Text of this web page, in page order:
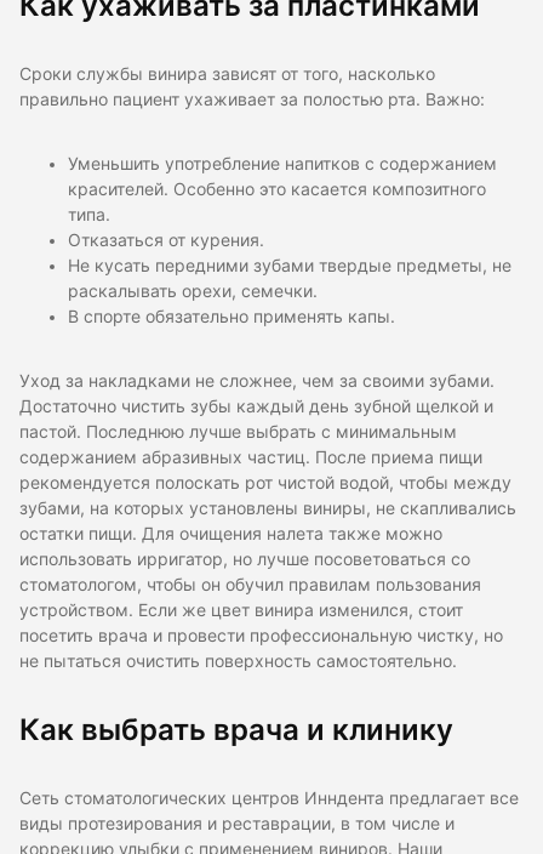
Сроки службы винира зависят от того, насколько
правильно пациент ухаживает за полостью рта. Важно:
Уменьшить употребление напитков с содержанием
красителей. Особенно это касается композитного
типа.
Отказаться от курения.
Не кусать передними зубами твердые предметы, не
раскалывать орехи, семечки.
В спорте обязательно применять капы.
Уход за накладками не сложнее, чем за своими зубами.
Достаточно чистить зубы каждый день зубной щелкой и
пастой. Последнюю лучше выбрать с минимальным
содержанием абразивных частиц. После приема пищи
рекомендуется полоскать рот чистой водой, чтобы между
зубами, на которых установлены виниры, не скапливались
остатки пищи. Для очищения налета также можно
использовать ирригатор, но лучше посоветоваться со
стоматологом, чтобы он обучил правилам пользования
устройством. Если же цвет винира изменился, стоит
посетить врача и провести профессиональную чистку, но
не пытаться очистить поверхность самостоятельно.
Как выбрать врача и клинику
Сеть стоматологических центров Инндента предлагает все
виды протезирования и реставрации, в том числе и
коррекцию улыбки с применением виниров. Наши